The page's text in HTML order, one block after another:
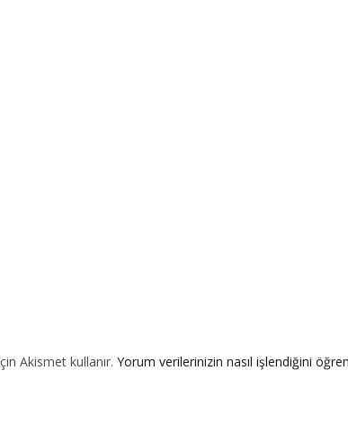
Akismet kullanır. Yorum verilerinizin nasıl işlendiğini